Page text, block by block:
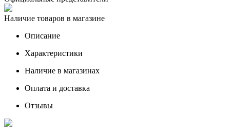
Наличие товаров в магазине
Описание
Характеристики
Наличие в магазинах
Оплата и доставка
Отзывы